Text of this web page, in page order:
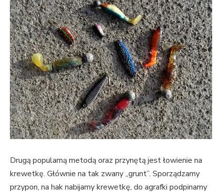
Drugą popularną metodą oraz przynętą jest łowienie na
krewetkę. Głównie na tak zwany „grunt”. Sporządzamy
przypon, na hak nabijamy krewetkę, do agrafki podpinamy